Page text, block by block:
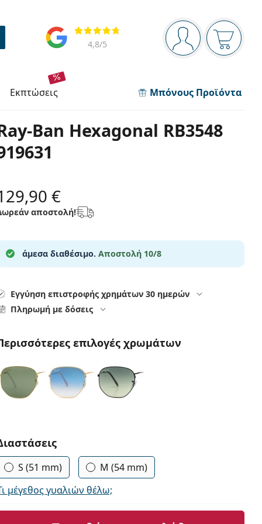
Πίνακας πλοήγησης
Είστε
Το
Αξιολογήσεις
4,8/5
εκπτώσεις Μπόνους Προϊόντα
Ban Hexagonal RB3548
€
αποστολή!
άμεσα διαθέσιμο. Αποστολή 10/8
Εγγύηση επιστροφής χρημάτων 30 ημερών
Πληρωμή με δόσεις
επιλογές χρωμάτων
τις παράμετρους
S (51 mm)
M (54 mm)
μέγεθος γυαλιών θέλω;